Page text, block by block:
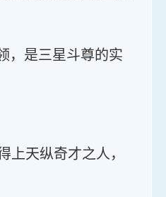
，是三星斗尊的实
天纵奇才之人，